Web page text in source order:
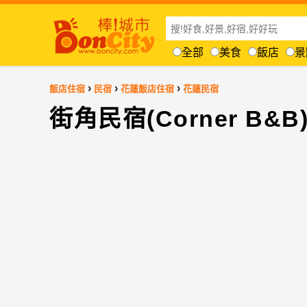
全部 美食 飯店
飯店住宿 › 民宿 › 花蓮飯店住宿 › 花蓮民宿
街角民宿(Corner